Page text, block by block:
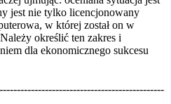
jest nie tylko licencjonowany
w której został on w
określić ten zakres i
dla ekonomicznego sukcesu